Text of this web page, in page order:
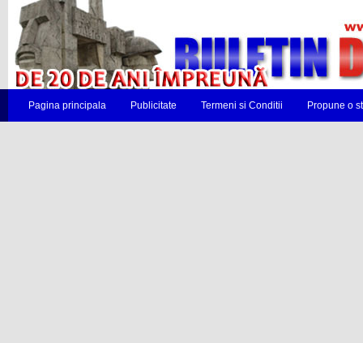
Pagina principala Publicitate Termeni si Conditii Propune o